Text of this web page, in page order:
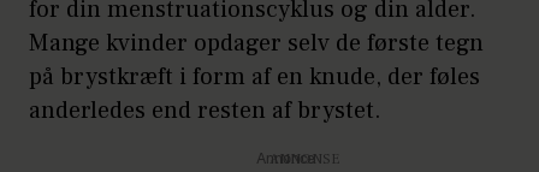
for din menstruationscyklus og din alder.
Mange kvinder opdager selv de første tegn
på brystkræft i form af en knude, der føles
anderledes end resten af brystet.
Annonce